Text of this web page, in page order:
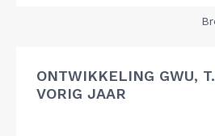
ONTWIKKELING GWU,
VORIG JAAR